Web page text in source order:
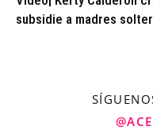
subsidie a madres